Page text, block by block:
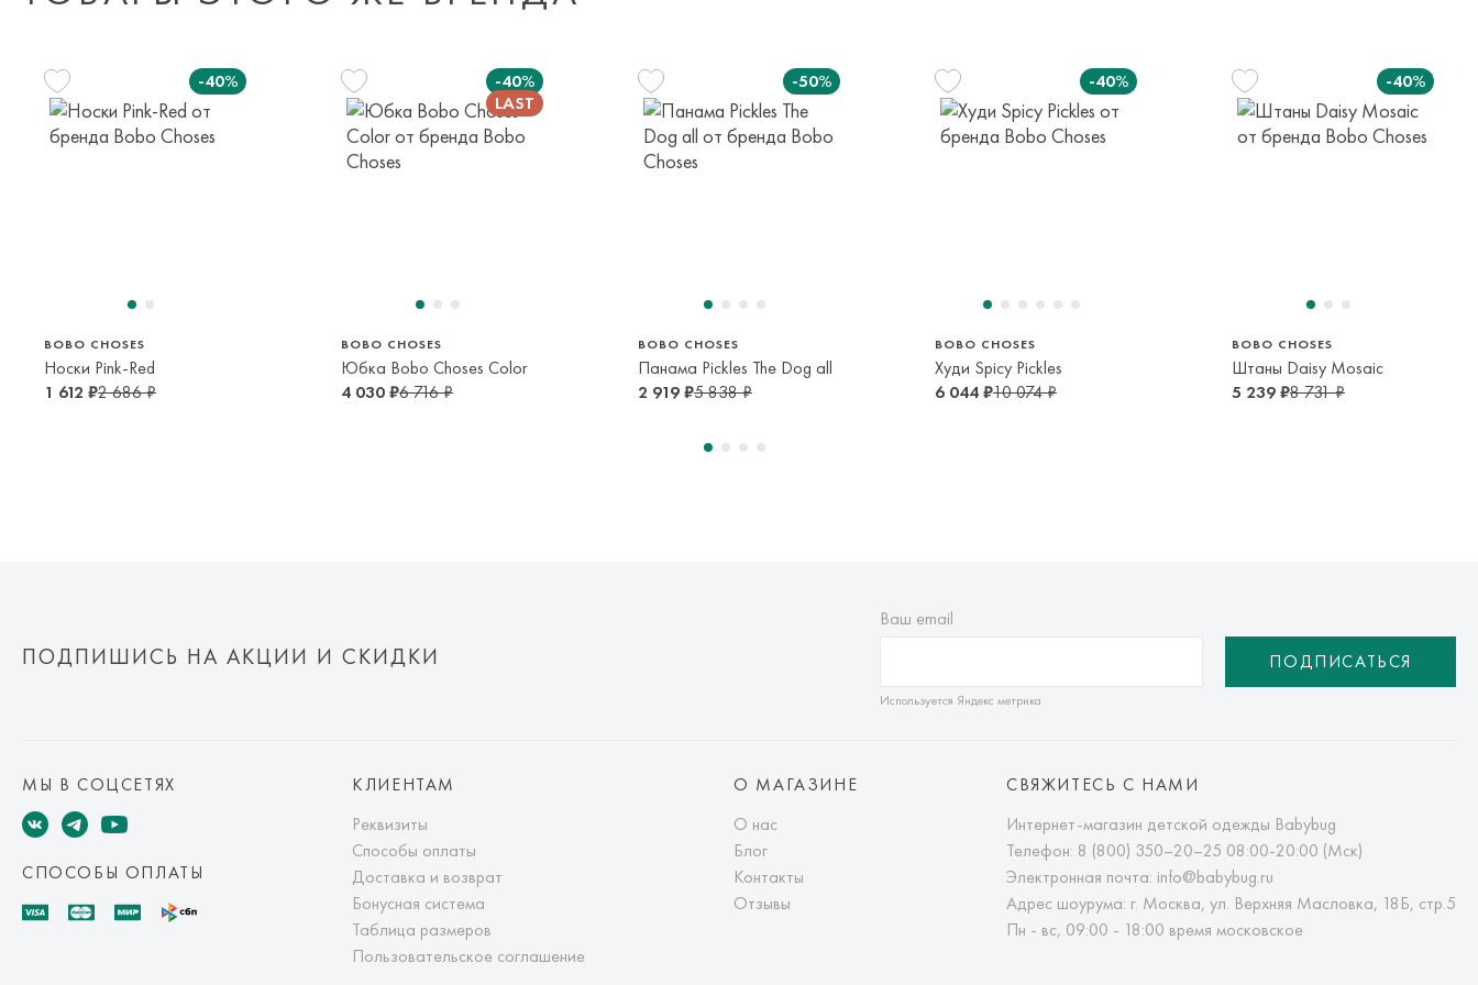
или в пункт самовывоза транспортной компании. Доставка осуществляется в
срок и по тарифам транспортной компании.
-40%
BOBO CHOSES
Носки Pink-Red
1 612 ₽2 686 ₽
-40%
BOBO CHOSES
Юбка Bobo Choses Color
4 030 ₽6 716 ₽
-50%
BOBO CHOSES
Панама Pickles The Dog all
2 919 ₽5 838 ₽
-40%
BOBO CHOSES
Худи Spicy Pickles
6 044 ₽10 074 ₽
-40%
BOBO CHOSES
Штаны Daisy Mosaic
5 239 ₽8 731 ₽
ПОДПИШИСЬ НА АКЦИИ И СКИДКИ
Ваш email
Используется Яндекс метрика
ПОДПИСАТЬСЯ
МЫ В СОЦСЕТЯХ
СПОСОБЫ ОПЛАТЫ
КЛИЕНТАМ
Реквизиты
Способы оплаты
Доставка и возврат
Бонусная система
Таблица размеров
Пользовательское соглашение
О МАГАЗИНЕ
О нас
Блог
Контакты
Отзывы
СВЯЖИТЕСЬ С НАМИ
Интернет-магазин детской одежды Babybug
Телефон: 8 (800) 350–20–25 08:00-20:00 (Мск)
Электронная почта: info@babybug.ru
Адрес шоурума: г. Москва, ул. Верхняя Масловка, 18Б, стр.5
Пн - вс, 09:00 - 18:00 время московское